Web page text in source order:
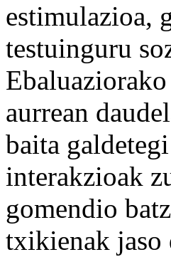
estimulazioa,
testuinguru
aurrean
baita
interakzioak
gomendio
txikienak jaso